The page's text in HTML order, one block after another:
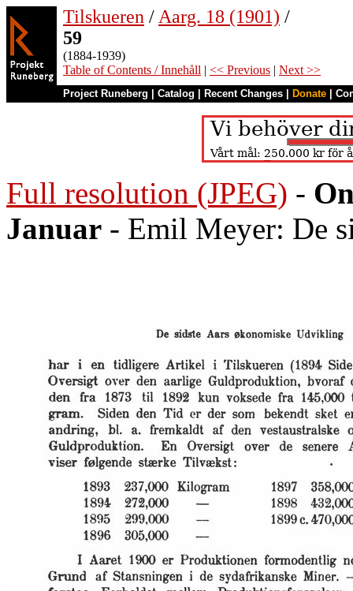
Tilskueren / Aarg. 18 (1901) /
59
(1884-1939)
Table of Contents / Innehåll | << Previous | Next >>
Project Runeberg Catalog Recent Changes Donate
Full resolution (JPEG) -
Januar - Emil Meyer: De